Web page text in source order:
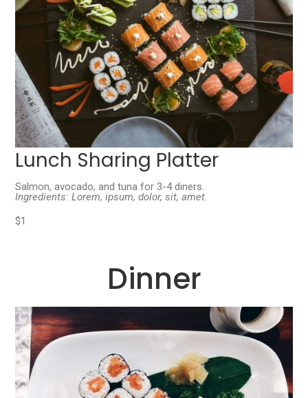
Lunch Sharing Platter
Salmon, avocado, and tuna for 3-4 diners.
Ingredients: Lorem, ipsum, dolor, sit, amet.
$1
Dinner